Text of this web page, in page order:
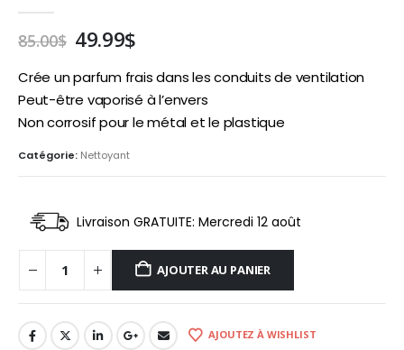
85.00$ Le
initial
était :
85.00$.
49.99$Le
actuel
est :
49.99$.
Crée un parfum frais dans les conduits de ventilation
Peut-être vaporisé à l’envers
Non corrosif pour le métal et le plastique
Catégorie: Nettoyant
Livraison GRATUITE: Mercredi 12 août
AJOUTER AU PANIER
AJOUTEZ À WISHLIST